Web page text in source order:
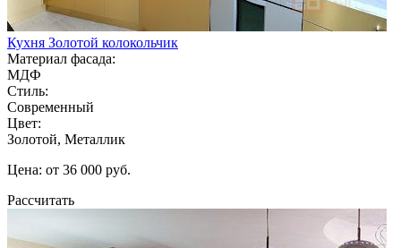
Кухня Золотой колокольчик
Материал фасада:
МДФ
Стиль:
Современный
Цвет:
Золотой, Металлик
Цена: от 36 000 руб.
Рассчитать